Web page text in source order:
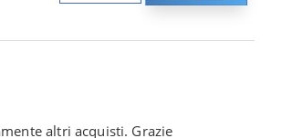
altri acquisti. Grazie